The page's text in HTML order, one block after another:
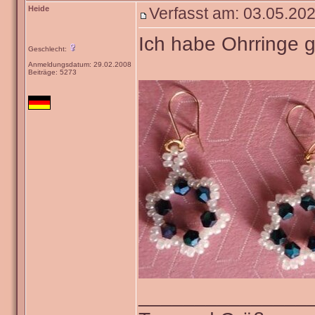
Heide
Geschlecht:
Anmeldungsdatum: 29.02.2008
Beiträge: 5273
Verfasst am:
Ich habe Ohrringe